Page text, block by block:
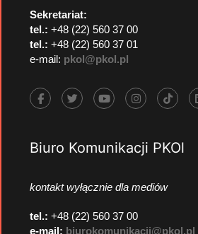
Sekretariat:
tel.: +48 (22) 560 37 00
tel.: +48 (22) 560 37 01
e-mail: pkol@pkol.pl
Biuro Komunikacji PKOl
kontakt wyłącznie dla mediów
tel.: +48 (22) 560 37 00
e-mail: biurokomunikacji@pkol.pl